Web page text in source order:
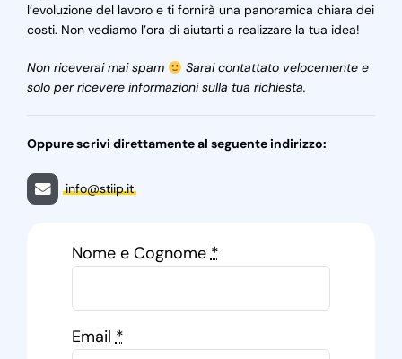
l’evoluzione del lavoro e ti fornirà una panoramica chiara dei
costi. Non vediamo l’ora di aiutarti a realizzare la tua idea!
Non riceverai mai spam
Sarai contattato velocemente e
solo per ricevere informazioni sulla tua richiesta.
Oppure scrivi direttamente al seguente indirizzo:
info@stiip.it
Nome e Cognome*
Email*